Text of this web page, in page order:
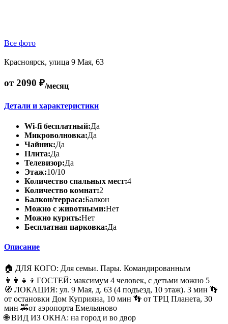
Все фото
Красноярск, улица 9 Мая, 63
от 2090 ₽/месяц
Детали и характеристики
Wi-fi бесплатный:Да
Микроволновка:Да
Чайник:Да
Плита:Да
Телевизор:Да
Этаж:10/10
Количество спальных мест:4
Количество комнат:2
Балкон/терраса:Балкон
Можно с животными:Нет
Можно курить:Нет
Бесплатная парковка:Да
Описание
🏠 ДЛЯ КОГО: Для семьи. Пары. Командированным
👨👨👧👦ГОСТЕЙ: максимум 4 человек, с детьми можно 5
🧭 ЛОКАЦИЯ: ул. 9 Мая, д. 63 (4 подъезд, 10 этаж). 3 мин 👣
от остановки Дом Куприяна, 10 мин 👣 от ТРЦ Планета, 30
мин 🚕от аэропорта Емельяново
🌐 ВИД ИЗ ОКНА: на город и во двор